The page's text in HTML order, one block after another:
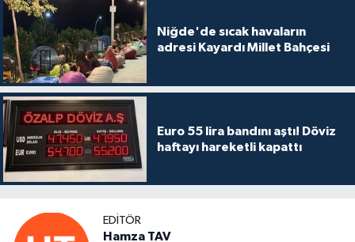
Niğde'de sıcak havaların
adresi Kayardı Millet Bahçesi
Euro 55 lira bandını aştı! Döviz
haftayı hareketli kapattı
EDITÖR
Hamza TAV